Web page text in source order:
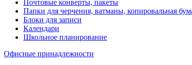
Почтовые конверты, пакеты
Папки для черчения, ватманы, копировальная
Блоки для записи
Календари
Школьное планирование
Офисные принадлежности